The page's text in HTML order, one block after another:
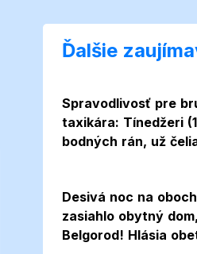
Ďalšie
Spravodlivosť pre
taxikára: Tínedžeri
bodných rán, už
Desivá noc na
zasiahlo obytný
Belgorod! Hlásia